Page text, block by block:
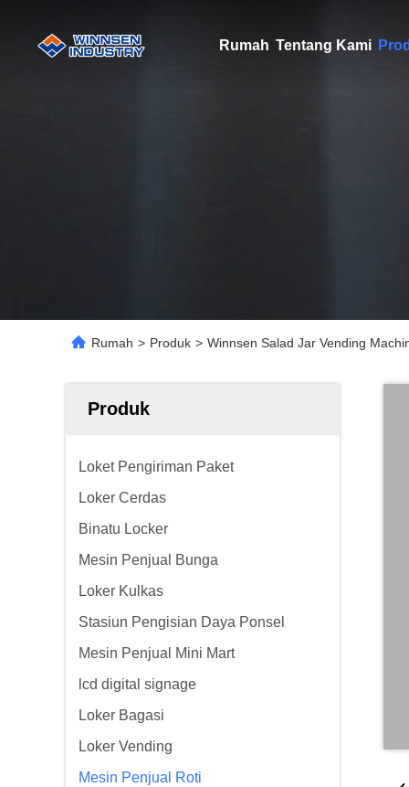
Rumah Tentang Kami
Rumah > Produk > Winnsen Salad Jar Vending
Produk
Loket Pengiriman Paket
Loker Cerdas
Binatu Locker
Mesin Penjual Bunga
Loker Kulkas
Stasiun Pengisian Daya Ponsel
Mesin Penjual Mini Mart
lcd digital signage
Loker Bagasi
Loker Vending
Mesin Penjual Roti